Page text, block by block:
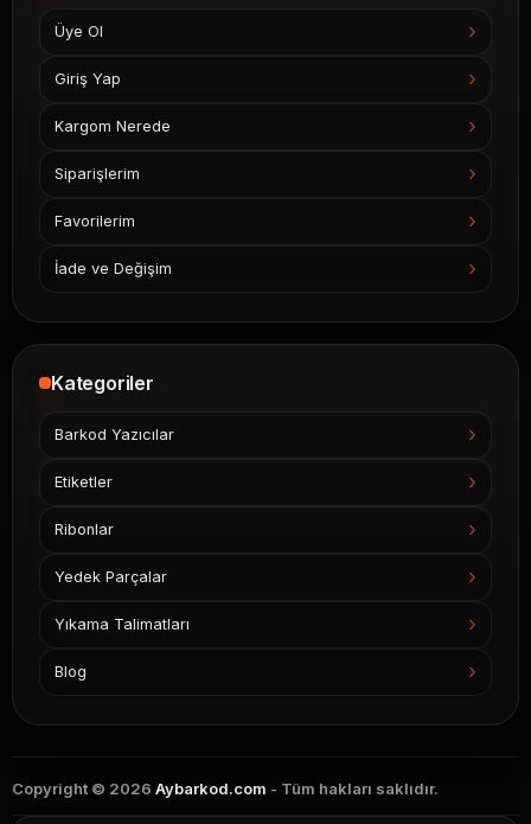
Üye Ol
Giriş Yap
Kargom Nerede
Siparişlerim
Favorilerim
İade ve Değişim
Kategoriler
Barkod Yazıcılar
Etiketler
Ribonlar
Yedek Parçalar
Yıkama Talimatları
Blog
Copyright © 2026 Aybarkod.com - Tüm hakları saklıdır.